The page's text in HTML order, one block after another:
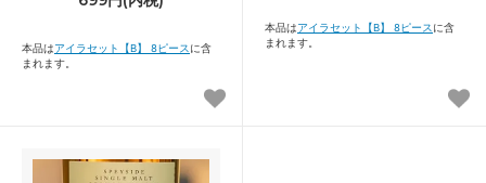
本品はアイラセット【B】 8ピースに含
まれます。
本品はアイラセット【B】 8ピースに含
まれます。